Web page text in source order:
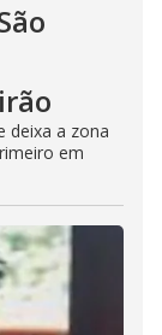
deixa a zona
em